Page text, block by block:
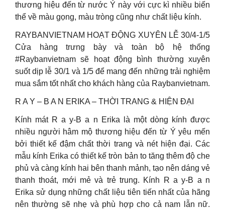
thương hiệu đến từ nước Ý này với cực kì nhiều biến
thể về màu gọng, màu tròng cũng như chất liệu kính.
RAYBANVIETNAM HOẠT ĐỘNG XUYÊN LỄ 30/4-1/5
Cửa hàng trưng bày và toàn bộ hệ thống
#Raybanvietnam sẽ hoạt động bình thường xuyên
suốt dịp lễ 30/1 và 1/5 để mang đến những trải nghiệm
mua sắm tốt nhất cho khách hàng của Raybanvietnam.
R A Y – B A N ERIKA – THỜI TRANG & HIỆN ĐẠI
Kính mát R a y-B a n Erika là một dòng kính được
nhiều người hâm mộ thương hiệu đến từ Ý yêu mến
bởi thiết kế đậm chất thời trang và nét hiện đại. Các
mẫu kính Erika có thiết kế tròn bản to tăng thêm độ che
phủ và càng kính hai bên thanh mảnh, tạo nên dáng vẻ
thanh thoát, mới mẻ và trẻ trung. Kính R a y-B a n
Erika sử dụng những chất liệu tiên tiến nhất của hãng
nên thường sẽ nhẹ và phù hợp cho cả nam lẫn nữ.